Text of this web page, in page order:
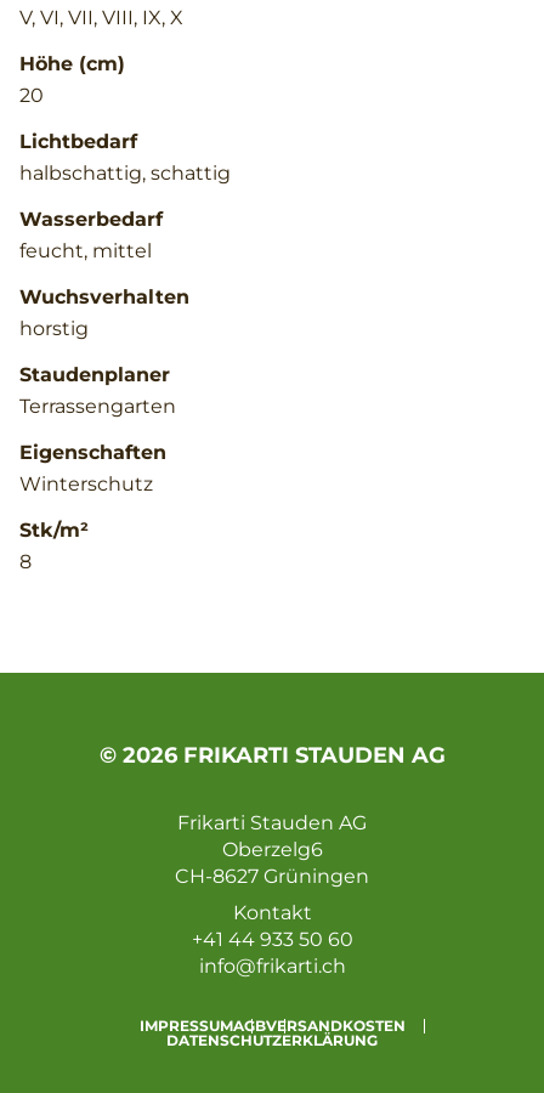
V, VI, VII, VIII, IX, X
Höhe (cm)
20
Lichtbedarf
halbschattig, schattig
Wasserbedarf
feucht, mittel
Wuchsverhalten
horstig
Staudenplaner
Terrassengarten
Eigenschaften
Winterschutz
Stk/m²
8
© 2026 FRIKARTI STAUDEN AG
Frikarti Stauden AG
Oberzelg6
CH-8627 Grüningen
Kontakt
+41 44 933 50 60
info@frikarti.ch
IMPRESSUMAGBVERSANDKOSTEN
DATENSCHUTZERKLÄRUNG